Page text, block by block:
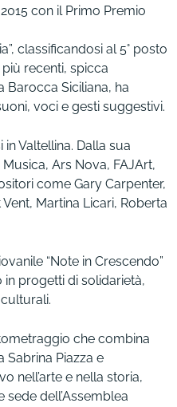
con il Primo Premio
classificandosi al 5° posto
recenti, spicca
Barocca Siciliana, ha
voci e gesti suggestivi.
Valtellina. Dalla sua
Ars Nova, FAJArt,
come Gary Carpenter,
Martina Licari, Roberta
“Note in Crescendo”
in progetti di solidarietà,
che combina
Sabrina Piazza e
nell’arte e nella storia,
dell’Assemblea